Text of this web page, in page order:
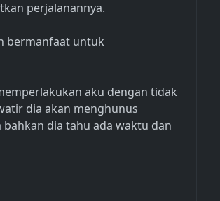
perjalanannya.
bermanfaat untuk
aku dengan tidak
dia akan menghunus
dia tahu ada waktu dan